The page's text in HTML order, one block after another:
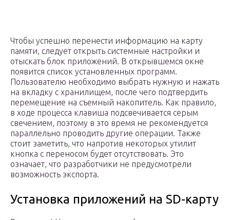
Чтобы успешно перенести информацию на карту
памяти, следует открыть системные настройки и
отыскать блок приложений. В открывшемся окне
появится список установленных программ.
Пользователю необходимо выбрать нужную и нажать
на вкладку с хранилищем, после чего подтвердить
перемещение на съемный накопитель. Как правило,
в ходе процесса клавиша подсвечивается серым
свечением, поэтому в это время не рекомендуется
параллельно проводить другие операции. Также
стоит заметить, что напротив некоторых утилит
кнопка с переносом будет отсутствовать. Это
означает, что разработчики не предусмотрели
возможность экспорта.
Установка приложений на SD-карту